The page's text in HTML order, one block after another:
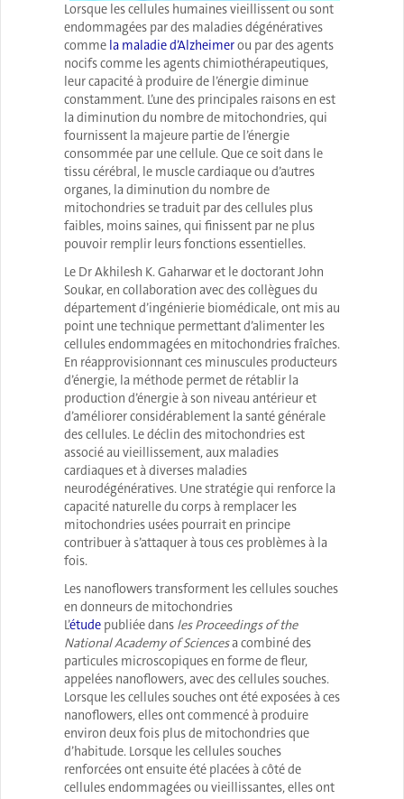
Lorsque les cellules humaines vieillissent ou sont
endommagées par des maladies dégénératives
comme la maladie d’Alzheimerou par des agents
nocifs comme les agents chimiothérapeutiques,
leur capacité à produire de l’énergie diminue
constamment. L’une des principales raisons en est
la diminution du nombre de mitochondries, qui
fournissent la majeure partie de l’énergie
consommée par une cellule. Que ce soit dans le
tissu cérébral, le muscle cardiaque ou d’autres
organes, la diminution du nombre de
mitochondries se traduit par des cellules plus
faibles, moins saines, qui finissent par ne plus
pouvoir remplir leurs fonctions essentielles.
Le Dr Akhilesh K. Gaharwar et le doctorant John
Soukar, en collaboration avec des collègues du
département d’ingénierie biomédicale, ont mis au
point une technique permettant d’alimenter les
cellules endommagées en mitochondries fraîches.
En réapprovisionnant ces minuscules producteurs
d’énergie, la méthode permet de rétablir la
production d’énergie à son niveau antérieur et
d’améliorer considérablement la santé générale
des cellules. Le déclin des mitochondries est
associé au vieillissement, aux maladies
cardiaques et à diverses maladies
neurodégénératives. Une stratégie qui renforce la
capacité naturelle du corps à remplacer les
mitochondries usées pourrait en principe
contribuer à s’attaquer à tous ces problèmes à la
fois.
Les nanoflowers transforment les cellules souches
en donneurs de mitochondries
L’étude publiée dans les Proceedings of the
National Academy of Sciencesa combiné des
particules microscopiques en forme de fleur,
appelées nanoflowers, avec des cellules souches.
Lorsque les cellules souches ont été exposées à ces
nanoflowers, elles ont commencé à produire
environ deux fois plus de mitochondries que
d’habitude. Lorsque les cellules souches
renforcées ont ensuite été placées à côté de
cellules endommagées ou vieillissantes, elles ont